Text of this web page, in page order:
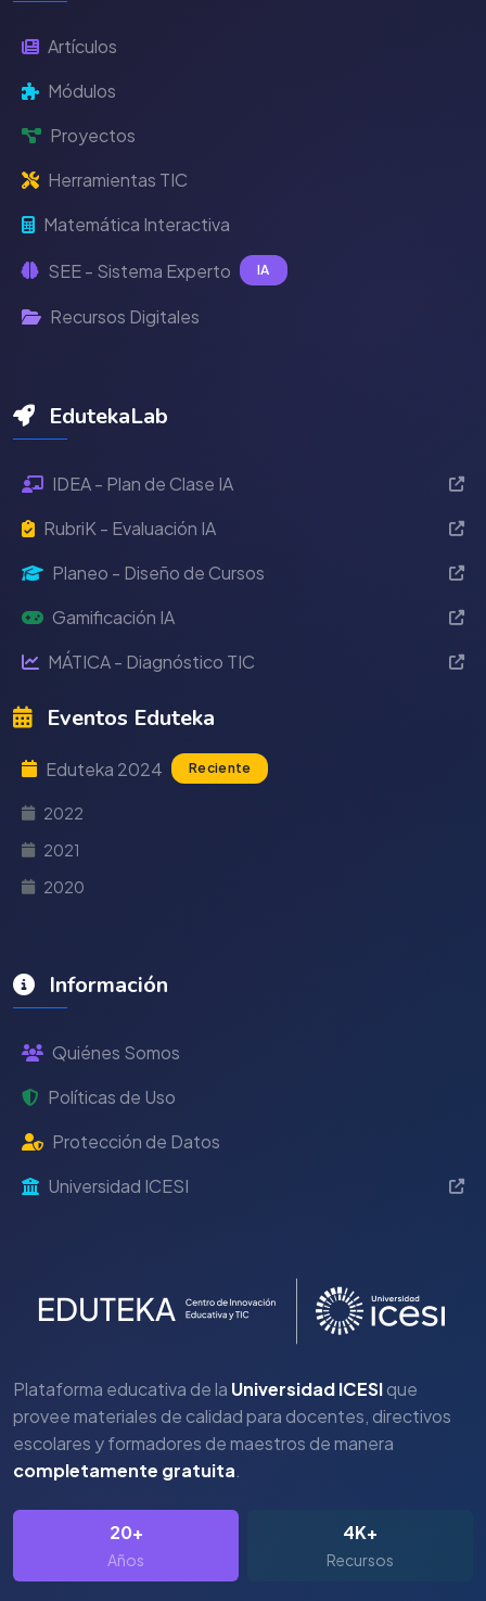
Artículos
Módulos
Proyectos
Herramientas TIC
Matemática Interactiva
SEE - Sistema Experto IA
Recursos Digitales
EdutekaLab
IDEA - Plan de Clase IA
RubriK - Evaluación IA
Planeo - Diseño de Cursos
Gamificación IA
MÁTICA - Diagnóstico TIC
Eventos Eduteka
Eduteka 2024 Reciente
2022
2021
2020
Información
Quiénes Somos
Políticas de Uso
Protección de Datos
Universidad ICESI
Plataforma educativa de la Universidad ICESIque
provee materiales de calidad para docentes, directivos
escolares y formadores de maestros de manera
completamente gratuita.
20+
Años
4K+
Recursos